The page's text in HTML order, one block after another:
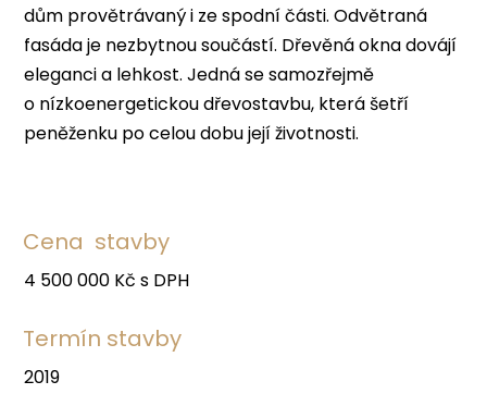
dům provětrávaný i ze spodní části. Odvětraná
fasáda je nezbytnou součástí. Dřevěná okna dovájí
eleganci a lehkost. Jedná se samozřejmě
o nízkoenergetickou dřevostavbu, která šetří
peněženku po celou dobu její životnosti.
Cena stavby
4 500 000 Kč s DPH
Termín stavby
2019